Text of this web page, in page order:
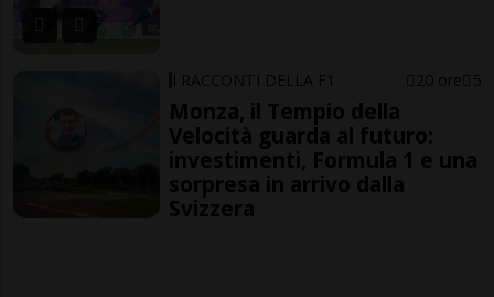
I RACCONTI DELLA F1 20 ore 5
Monza, il Tempio della
Velocità guarda al futuro:
investimenti, Formula 1 e una
sorpresa in arrivo dalla
Svizzera